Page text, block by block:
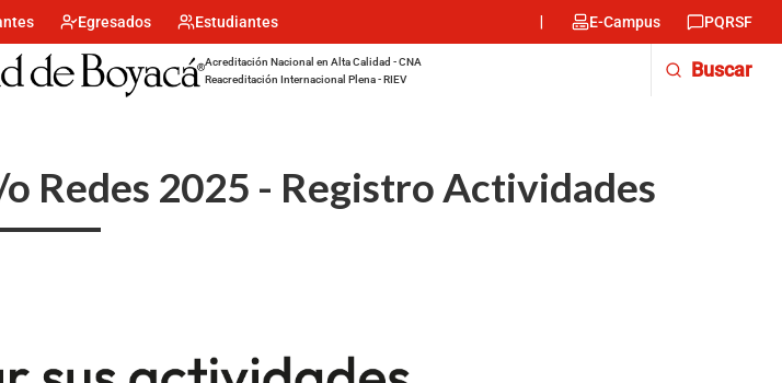
Egresados Estudiantes
Menu
encabezado
E-Campus PQRSF
Acreditación Nacional en Alta Calidad - CNA
Reacreditación Internacional Plena - RIEV
Buscar
Redes 2025 - Registro Actividades